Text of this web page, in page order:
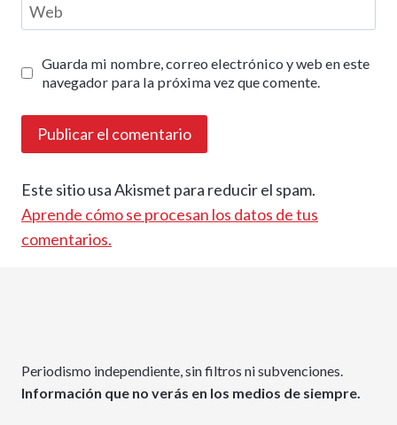
Web
Guarda mi nombre, correo electrónico y web en este
navegador para la próxima vez que comente.
Este sitio usa Akismet para reducir el spam.
Aprende cómo se procesan los datos de tus
comentarios.
Periodismo independiente, sin filtros ni subvenciones.
Información que no verás en los medios de siempre.